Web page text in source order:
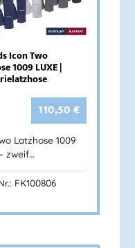
Icon Two
1009 LUXE |
110,50€
Latzhose 1009
zweif…
FK100806